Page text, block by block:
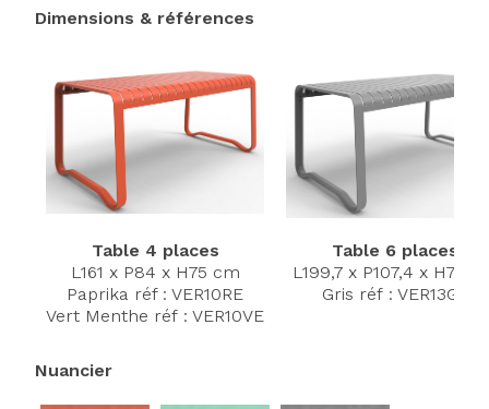
Dimensions & références
Table 4 places
L161 x P84 x H75 cm
Paprika réf : VER10RE
Vert Menthe réf : VER10VE
Table 6 places
L199,7 x P107,4 x H75
Gris réf : VER13GR
Nuancier